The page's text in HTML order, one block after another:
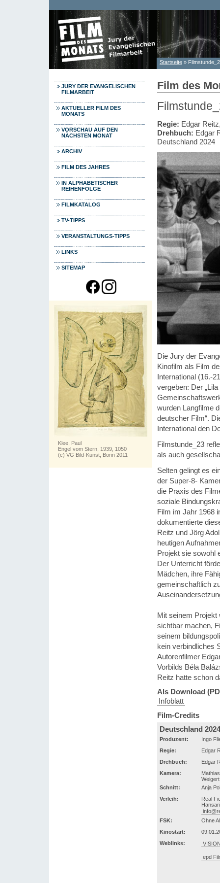
Sie sind hier
Startseite »
JURY DER EVANGELISCHEN
FILMARBEIT
AKTUELLER FILM DES
MONATS
VORSCHAU AUF DEN
NÄCHSTEN MONAT
ARCHIV
FILM DES JAHRES
IN ALPHABETISCHER
REIHENFOLGE
FILMKATALOG
TV-TIPPS
VERANSTALTUNGS-TIPPS
LINKS
SITEMAP
Klee, Paul
Engel vom Stern, 1939, 1050
(c) VG Bild-Kunst, Bonn 2011
Film des
Regie: Edgar
Drehbuch: Edgar
Deutschland 2024
Die Jury der
Kinofilm als Film
International (16.-
vergeben: Der
wurden Langfilme
deutscher Film“.
International den
Filmstunde_23
als auch
Selten gelingt es
der Super-8-
die Praxis des
soziale
Film im Jahr 1968
dokumentierte
Reitz und Jörg
heutigen
Projekt sie sowohl
Der Unterricht
Mädchen, ihre
gemeinschaftlich
Mit seinem Projekt
sichtbar machen,
seinem
kein verbindliches
Autorenfilmer
Vorbilds Béla
Reitz hatte schon
Als Download
Infoblatt
Film-Credits
Deutschland 2024
Produzent:
Ingo
Regie:
Edgar
Drehbuch:
Edgar
Kamera:
Schnitt:
Anja
Verleih:
Real
FSK:
Ohne
Kinostart:
Weblinks:
epd